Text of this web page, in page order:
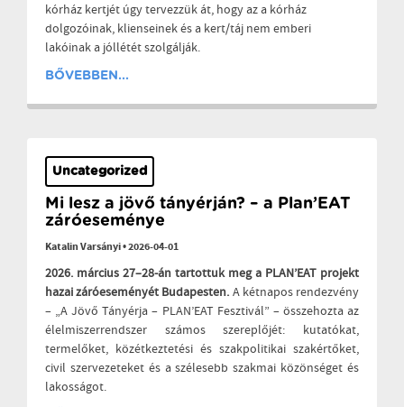
kórház kertjét úgy tervezzük át, hogy az a kórház
dolgozóinak, klienseinek és a kert/táj nem emberi
lakóinak a jóllétét szolgálják.
BŐVEBBEN...
Uncategorized
Mi lesz a jövő tányérján? – a Plan’EAT
záróeseménye
Katalin Varsányi•2026-04-01
2026. március 27–28-án tartottuk meg a PLAN’EAT projekt
hazai záróeseményét Budapesten. A kétnapos rendezvény
– „A Jövő Tányérja – PLAN’EAT Fesztivál” – összehozta az
élelmiszerrendszer számos szereplőjét: kutatókat,
termelőket, közétkeztetési és szakpolitikai szakértőket,
civil szervezeteket és a szélesebb szakmai közönséget és
lakosságot.